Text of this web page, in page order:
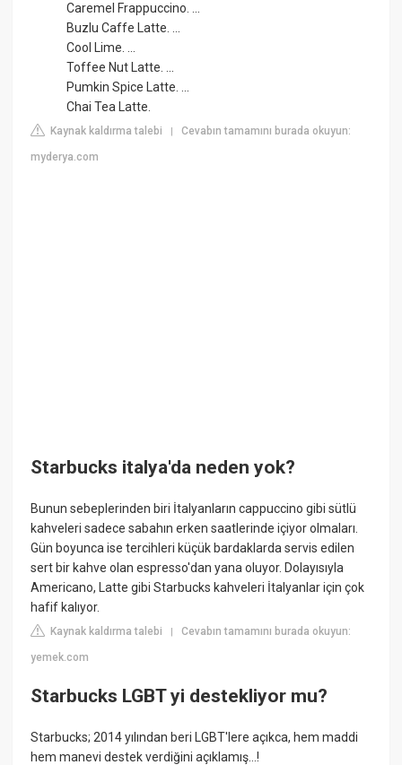
Caremel Frappuccino. ...
Buzlu Caffe Latte. ...
Cool Lime. ...
Toffee Nut Latte. ...
Pumkin Spice Latte. ...
Chai Tea Latte.
Kaynak kaldırma talebi |Cevabın tamamını burada okuyun:
myderya.com
Starbucks italya'da neden yok?
Bunun sebeplerinden biri İtalyanların cappuccino gibi sütlü
kahveleri sadece sabahın erken saatlerinde içiyor olmaları.
Gün boyunca ise tercihleri küçük bardaklarda servis edilen
sert bir kahve olan espresso'dan yana oluyor. Dolayısıyla
Americano, Latte gibi Starbucks kahveleri İtalyanlar için çok
hafif kalıyor.
Kaynak kaldırma talebi |Cevabın tamamını burada okuyun:
yemek.com
Starbucks LGBT yi destekliyor mu?
Starbucks; 2014 yılından beri LGBT'lere açıkca, hem maddi
hem manevi destek verdiğini açıklamış...!